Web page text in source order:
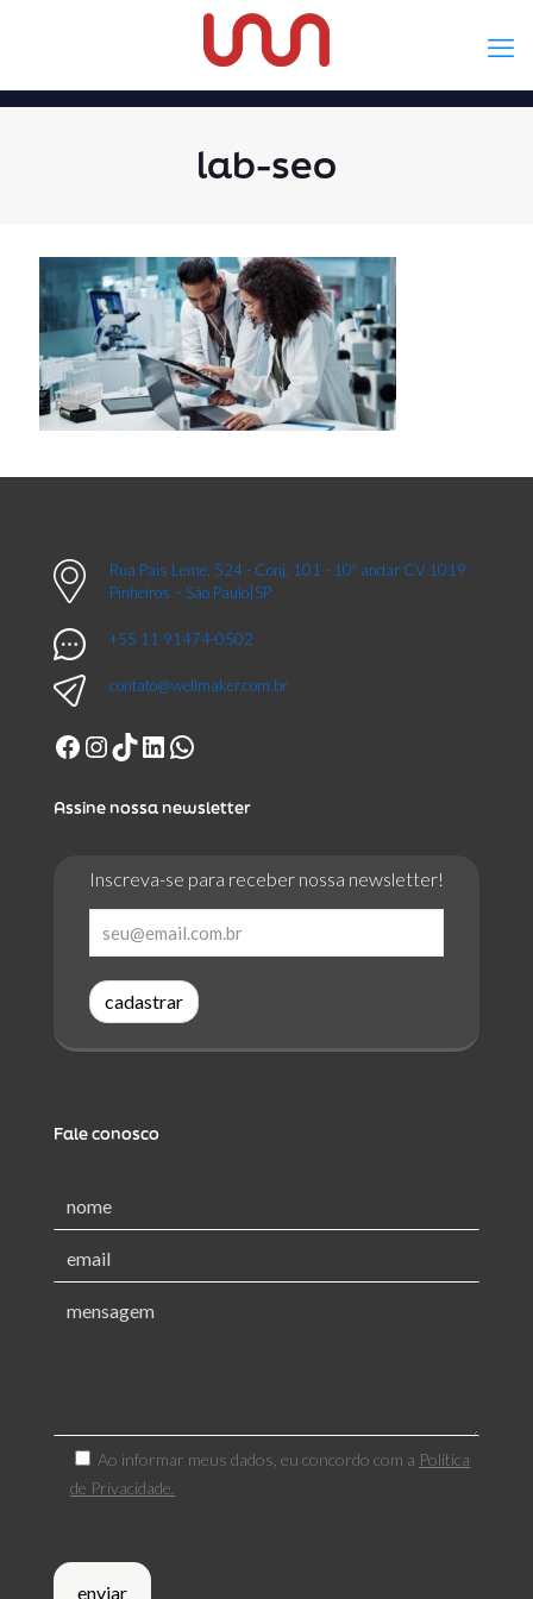
lab-seo
Rua Pais Leme, 524 - Conj. 101 - 10º andar CV 1019
Pinheiros – São Paulo|SP
+55 11 91474-0502
contato@wellmaker.com.br
Facebook
Instagram
TikTok
LinkedIn
WhatsApp
Assine nossa newsletter
Inscreva-se para receber nossa newsletter!
cadastrar
Fale conosco
Ao informar meus dados, eu concordo com a Política
de Privacidade.